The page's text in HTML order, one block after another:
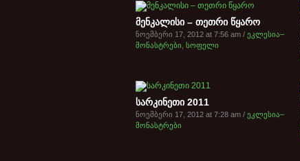
მენკალისი – თეთრი წყარო
ნოემბერი 17, 2012 at 7:56 am / ეკლესია–
მონასტრები სოფელი
სარკინეთი 2011
ნოემბერი 17, 2012 at 7:28 am / ეკლესია–
მონასტრები